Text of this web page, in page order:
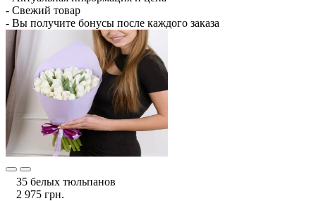
- Свежий товар
- Вы получите бонусы после каждого заказа
35 белых тюльпанов
2 975 грн.